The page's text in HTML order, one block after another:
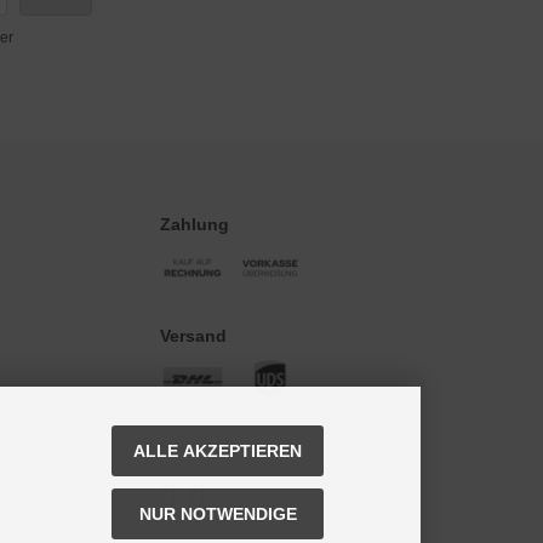
Zahlung
Versand
Social Media
ALLE AKZEPTIEREN
NUR NOTWENDIGE